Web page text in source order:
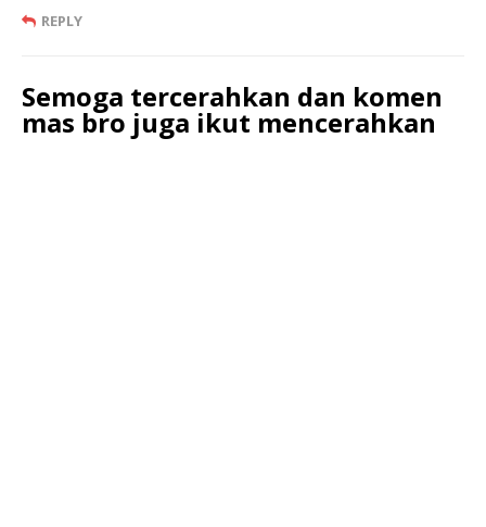
REPLY
Semoga tercerahkan dan komen
mas bro juga ikut mencerahkan